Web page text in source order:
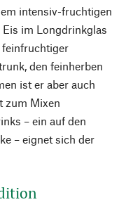
intensiv-fruchtigen
im Longdrinkglas
feinfruchtiger
den feinherben
ist er aber auch
zum Mixen
– ein auf den
– eignet sich der